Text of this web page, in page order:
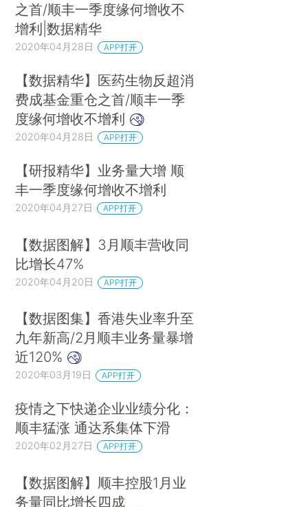
之首/顺丰一季度缘何增收不
增利|数据精华
2020年04月28日 APP打开
【数据精华】医药生物反超消
费成基金重仓之首/顺丰一季
度缘何增收不增利
2020年04月28日 APP打开
【研报精华】业务量大增 顺
丰一季度缘何增收不增利
2020年04月27日 APP打开
【数据图解】3月顺丰营收同
比增长47%
2020年04月20日 APP打开
【数据图集】香港失业率升至
九年新高/2月顺丰业务量暴增
近120%
2020年03月19日 APP打开
疫情之下快递企业业绩分化：
顺丰猛涨 通达系集体下滑
2020年02月27日 APP打开
【数据图解】顺丰控股1月业
务量同比增长四成